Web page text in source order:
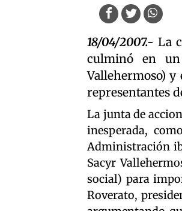
18/04/2007.- La
culminó en un
Vallehermoso)
representantes
La junta de
inesperada,
Administración
Sacyr
social) para
Roverato,